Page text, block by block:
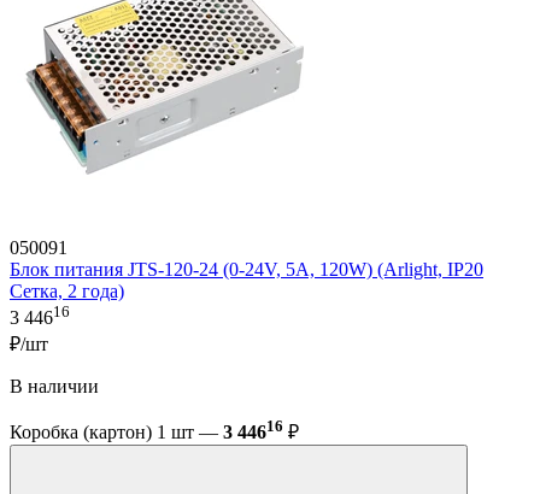
050091
Блок питания JTS-120-24 (0-24V, 5A, 120W) (Arlight, IP20
Сетка, 2 года)
3 44616
₽/шт
В наличии
Коробка (картон) 1 шт — 3 44616 ₽